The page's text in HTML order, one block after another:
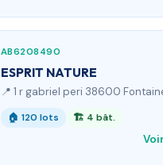
AB6208490
ESPRIT NATURE
📍 1 r gabriel peri 38600
🏠 120 lots 🏗 4 bât.